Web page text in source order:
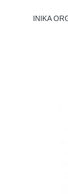
INIKA